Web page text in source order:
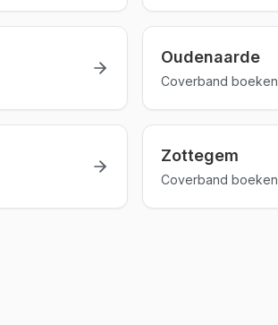
Oudenaarde
Coverband boeken
Zottegem
Coverband boeken